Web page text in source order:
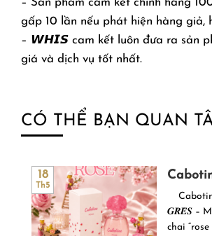
– Sản phẩm cam kết chính hãng
gấp 10 lần nếu phát hiện hàng giả,
– 𝙒𝙃𝙄𝙎 cam kết luôn đưa ra sản
giá và dịch vụ tốt nhất.
CÓ THỂ BẠN QUAN
𝑮𝑹𝑬̀𝑺 –
chai
18
Th5